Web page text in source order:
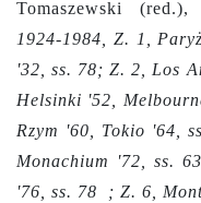
Tomaszewski (red.),
1924-1984, Z. 1,
'32, ss. 78; Z. 2, Los
Helsinki '52,
Rzym '60, Tokio '64,
Monachium '72, ss.
'76, ss. 78 ; Z. 6,